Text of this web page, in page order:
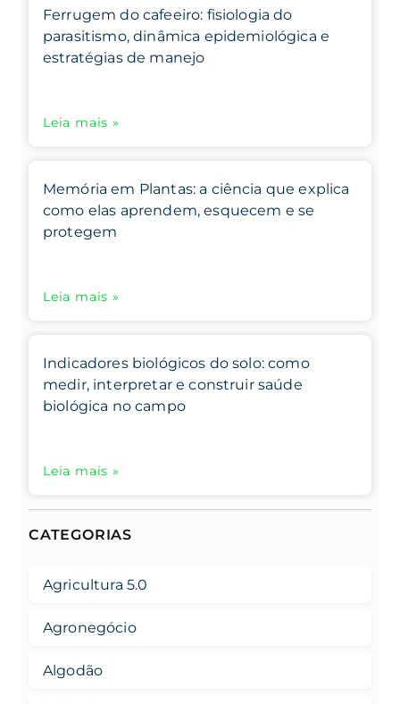
Ferrugem do cafeeiro: fisiologia do
parasitismo, dinâmica epidemiológica e
estratégias de manejo
Leia mais »
Memória em Plantas: a ciência que explica
como elas aprendem, esquecem e se
protegem
Leia mais »
Indicadores biológicos do solo: como
medir, interpretar e construir saúde
biológica no campo
Leia mais »
CATEGORIAS
Agricultura 5.0
Agronegócio
Algodão